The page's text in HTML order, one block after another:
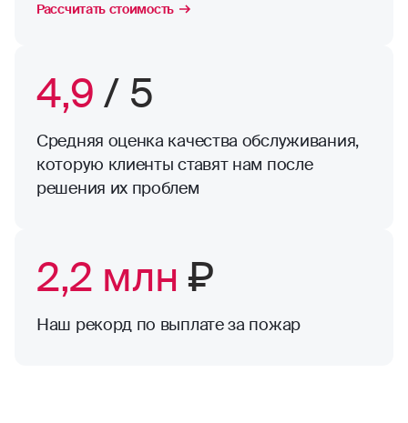
Рассчитать стоимость
4,9 / 5
Средняя оценка качества обслуживания,
которую клиенты ставят нам после
решения их проблем
2,2 млн ₽
Наш рекорд по выплате за пожар